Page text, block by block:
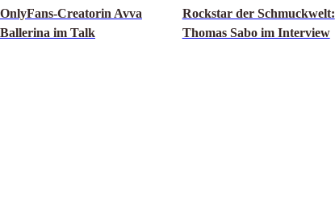
OnlyFans-Creatorin Avva
Ballerina im Talk
Rockstar der Schmuckwelt:
Thomas Sabo im Interview